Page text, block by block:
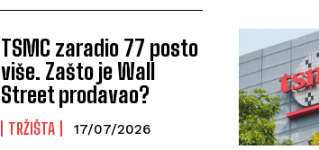
TSMC zaradio 77 posto
više. Zašto je Wall
Street prodavao?
TRŽIŠTA 17/07/2026